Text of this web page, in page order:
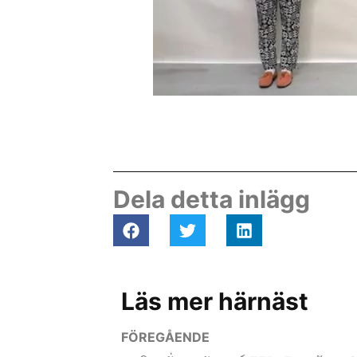
Dela detta inlägg
Läs mer härnäst
FÖREGÅENDE